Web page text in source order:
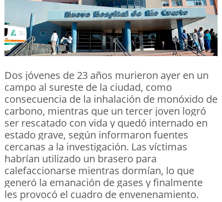
Dos jóvenes de 23 años murieron ayer en un
campo al sureste de la ciudad, como
consecuencia de la inhalación de monóxido de
carbono, mientras que un tercer joven logró
ser rescatado con vida y quedó internado en
estado grave, según informaron fuentes
cercanas a la investigación. Las víctimas
habrían utilizado un brasero para
calefaccionarse mientras dormían, lo que
generó la emanación de gases y finalmente
les provocó el cuadro de envenenamiento.